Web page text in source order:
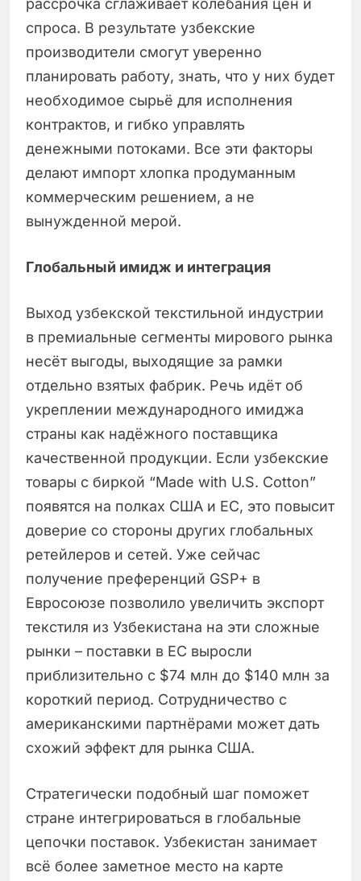
рассрочка сглаживает колебания цен и
спроса. В результате узбекские
производители смогут уверенно
планировать работу, знать, что у них будет
необходимое сырьё для исполнения
контрактов, и гибко управлять
денежными потоками. Все эти факторы
делают импорт хлопка продуманным
коммерческим решением, а не
вынужденной мерой.
Глобальный имидж и интеграция
Выход узбекской текстильной индустрии
в премиальные сегменты мирового рынка
несёт выгоды, выходящие за рамки
отдельно взятых фабрик. Речь идёт об
укреплении международного имиджа
страны как надёжного поставщика
качественной продукции. Если узбекские
товары с биркой “Made with U.S. Cotton”
появятся на полках США и ЕС, это повысит
доверие со стороны других глобальных
ретейлеров и сетей. Уже сейчас
получение преференций GSP+ в
Евросоюзе позволило увеличить экспорт
текстиля из Узбекистана на эти сложные
рынки – поставки в ЕС выросли
приблизительно с $74 млн до $140 млн за
короткий период. Сотрудничество с
американскими партнёрами может дать
схожий эффект для рынка США.
Стратегически подобный шаг поможет
стране интегрироваться в глобальные
цепочки поставок. Узбекистан занимает
всё более заметное место на карте